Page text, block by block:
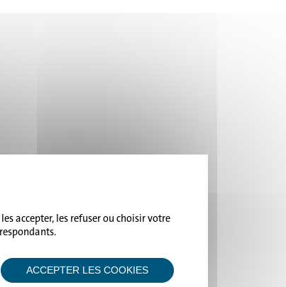
accepter, les refuser ou choisir votre
ACCEPTER LES COOKIES